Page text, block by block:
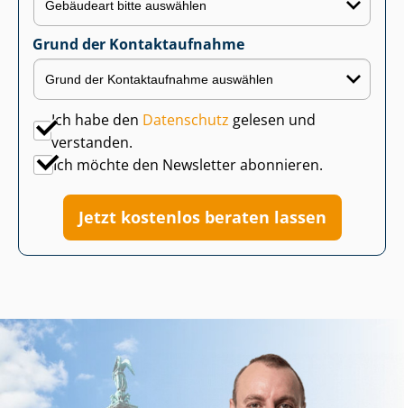
Grund der Kontaktaufnahme
Ich habe den Datenschutz gelesen und
verstanden.
Ich möchte den Newsletter abonnieren.
Jetzt kostenlos beraten lassen